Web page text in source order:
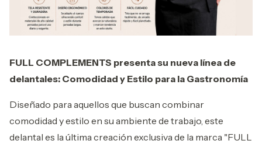
FULL COMPLEMENTS presenta su nueva línea de
delantales: Comodidad y Estilo para la Gastronomía
Diseñado para aquellos que buscan combinar
comodidad y estilo en su ambiente de trabajo, este
delantal es la última creación exclusiva de la marca "FULL